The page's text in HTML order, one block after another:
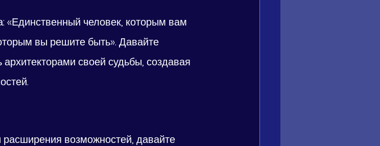
человек, которым вам
вы решите быть». Давайте
своей судьбы, создавая
расширения возможностей, давайте